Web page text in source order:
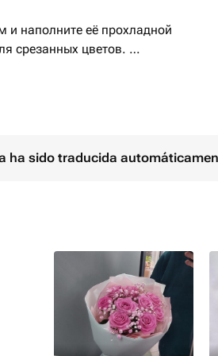
наполните её прохладной
срезанных цветов.
так же рекомендуем снять
менее чем раз в три дня. А так же
ha sido traducida